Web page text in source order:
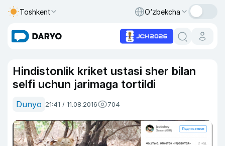
Toshkent O‘zbekcha
Hindistonlik kriket ustasi sher bilan
selfi uchun jarimaga tortildi
Dunyo 21:41 / 11.08.2016 704